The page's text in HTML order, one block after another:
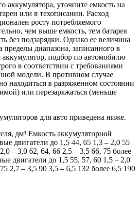
аккумулятора, уточните емкость на
или в техописании. Расход
росту потребляемого
чем выше емкость, тем батарея
без подзарядки. Однако ее величина
пределы диапазона, записанного в
подбор по автомобилю
в соответствии с требованиями
модели. В противном случае
находиться в разряженном состоянии
или перезаряжаться (меньше
для авто приведена ниже.
дм³ Емкость аккумуляторной
двигатели до 1,5 44, 65 1,3 – 2,0 55
– 3,0 62, 64, 66 2,5 – 3,5 66, 75 более
двигатели до 1,5 55, 57, 60 1,5 – 2,0
2,7 – 3,5 90 3,5 – 6,5 132 более 6,5 190